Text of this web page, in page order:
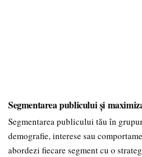
Segmentarea publicului și
Segmentarea publicului tău în
demografie, interese sau
abordezi fiecare segment cu o